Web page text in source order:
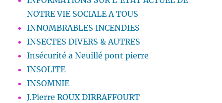
NOTRE VIE SOCIALE A TOUS
INNOMBRABLES INCENDIES
INSECTES DIVERS & AUTRES
Insécurité a Neuillé pont pierre
INSOLITE
INSOMNIE
J.Pierre ROUX DIRRAFFOURT